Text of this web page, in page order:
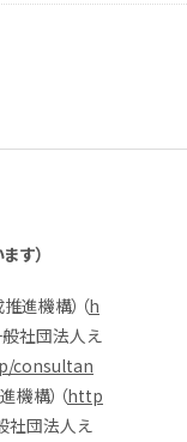
す）
推進機構）（h
社団法人え
consultan
機構）（http
社団法人え